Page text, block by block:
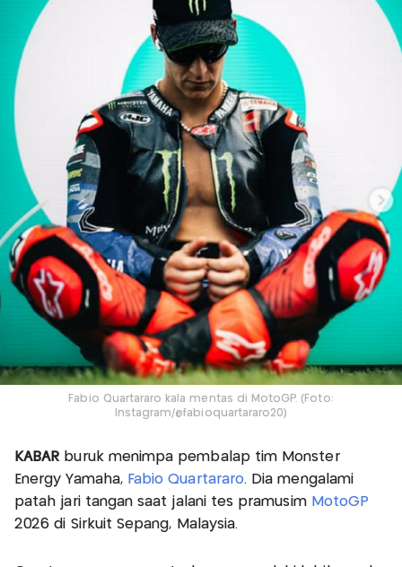
Fabio Quartararo kala mentas di MotoGP. (Foto:
Instagram/@fabioquartararo20)
KABAR buruk menimpa pembalap tim Monster
Energy Yamaha, Fabio Quartararo. Dia mengalami
patah jari tangan saat jalani tes pramusim MotoGP
2026 di Sirkuit Sepang, Malaysia.